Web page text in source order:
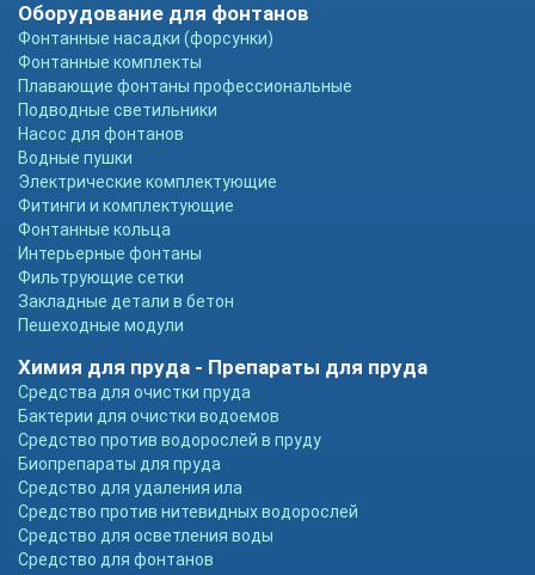
Оборудование для фонтанов
Фонтанные насадки (форсунки)
Фонтанные комплекты
Плавающие фонтаны профессиональные
Подводные светильники
Насос для фонтанов
Водные пушки
Электрические комплектующие
Фитинги и комплектующие
Фонтанные кольца
Интерьерные фонтаны
Фильтрующие сетки
Закладные детали в бетон
Пешеходные модули
Химия для пруда - Препараты для пруда
Средства для очистки пруда
Бактерии для очистки водоемов
Средство против водорослей в пруду
Биопрепараты для пруда
Средство для удаления ила
Средство против нитевидных водорослей
Средство для осветления воды
Средство для фонтанов